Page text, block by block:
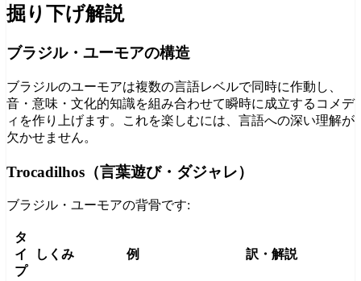
掘り下げ解説
ブラジル・ユーモアの構造
ブラジルのユーモアは複数の言語レベルで同時に作動し、
音・意味・文化的知識を組み合わせて瞬時に成立するコメデ
ィを作り上げます。これを楽しむには、言語への深い理解が
欠かせません。
Trocadilhos（言葉遊び・ダジャレ）
ブラジル・ユーモアの背骨です:
タ
イ
プ
しくみ 例 訳・解説